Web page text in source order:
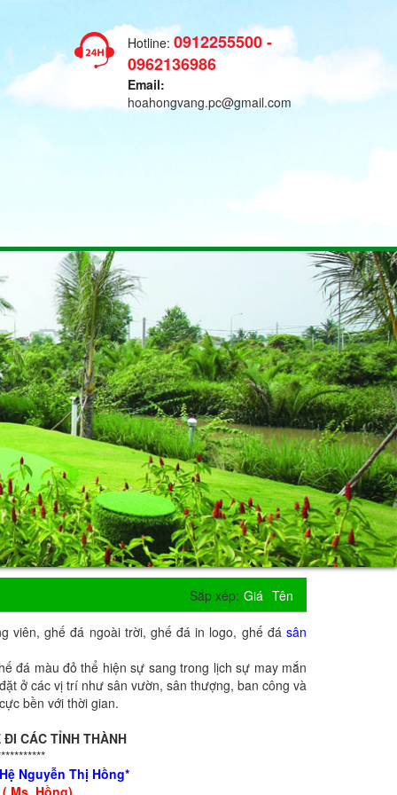
Hotline: 0912255500 -
0962136986
Email:
hoahongvang.pc@gmail.com
Sắp xếp: Giá Tên
viên, ghế đá ngoài trời, ghế đá in logo, ghế đá sân
đá màu đỏ thể hiện sự sang trong lịch sự may mắn
ở các vị trí như sân vườn, sân thượng, ban công và
bền với thời gian.
CÁC TỈNH THÀNH
Nguyễn Thị Hồng*
( Ms. Hồng)